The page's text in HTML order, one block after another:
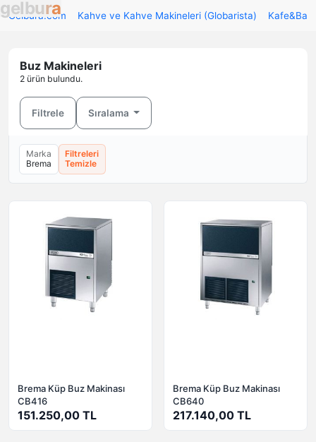
gelbura
Gelbura.com Kahve ve Kahve Makineleri (Globarista) Kafe&Bar
Buz Makineleri
2 ürün bulundu.
Filtrele Sıralama
Marka
Brema
Filtreleri
Temizle
Brema Küp Buz Makinası
CB416
151.250,00 TL
Brema Küp Buz Makinası
CB640
217.140,00 TL